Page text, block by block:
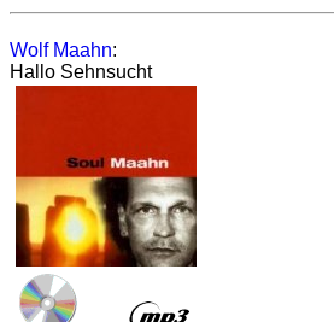
Wolf Maahn:
Hallo Sehnsucht